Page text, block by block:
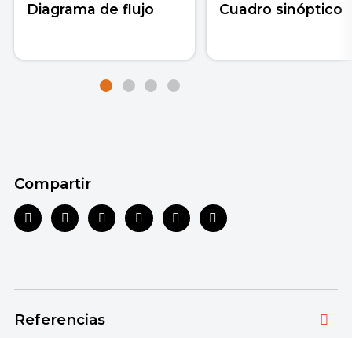
Diagrama de flujo Cuadro sinóptico
Compartir
Referencias